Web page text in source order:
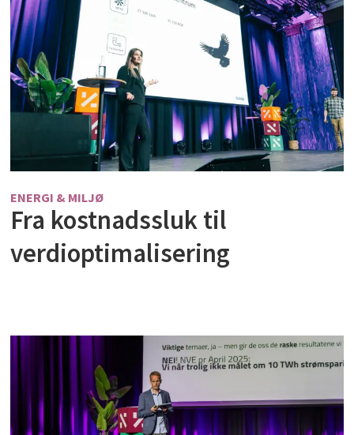
ENERGI & MILJØ
Fra kostnadssluk til
verdioptimalisering